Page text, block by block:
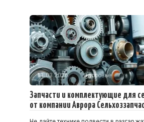
11.03.2026 Здоровье
Запчасти и комплектующие для
от компании Аврора